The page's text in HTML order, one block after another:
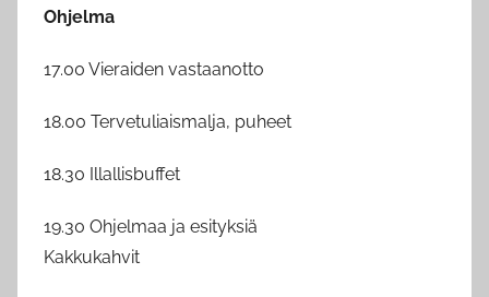
Ohjelma
17.00 Vieraiden vastaanotto
18.00 Tervetuliaismalja, puheet
18.30 Illallisbuffet
19.30 Ohjelmaa ja esityksiä
Kakkukahvit